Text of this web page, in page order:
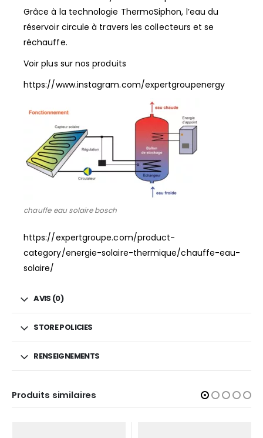
Grâce à la technologie ThermoSiphon, l’eau du
réservoir circule à travers les collecteurs et se
réchauffe.
Voir plus sur nos produits
https://www.instagram.com/expertgroupenergy
chauffe eau solaire bosch
https://expertgroupe.com/product-
category/energie-solaire-thermique/chauffe-eau-
solaire/
AVIS (0)
STORE POLICIES
RENSEIGNEMENTS
Produits similaires